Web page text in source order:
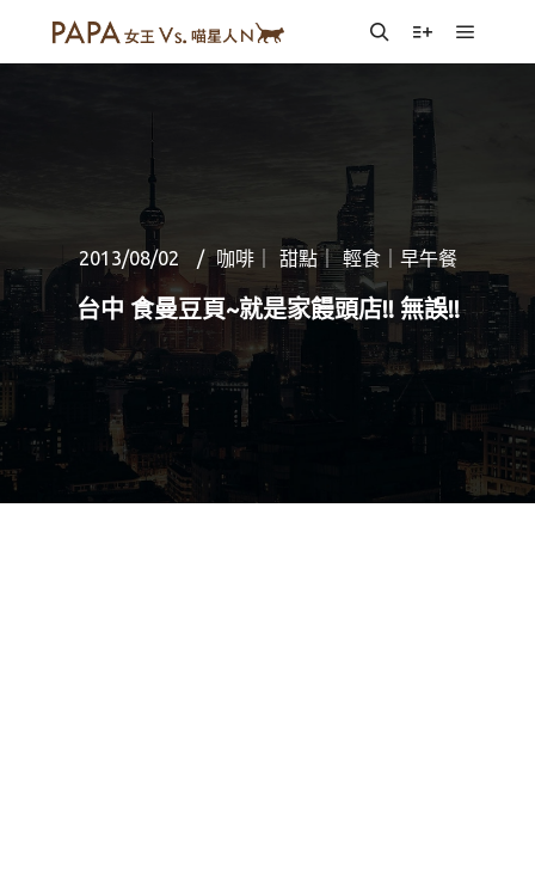
SearchMore info
Main
2013/08/02 咖啡｜ 甜點｜ 輕食｜早午餐
台中 食曼豆頁~就是家饅頭店!! 無誤!!